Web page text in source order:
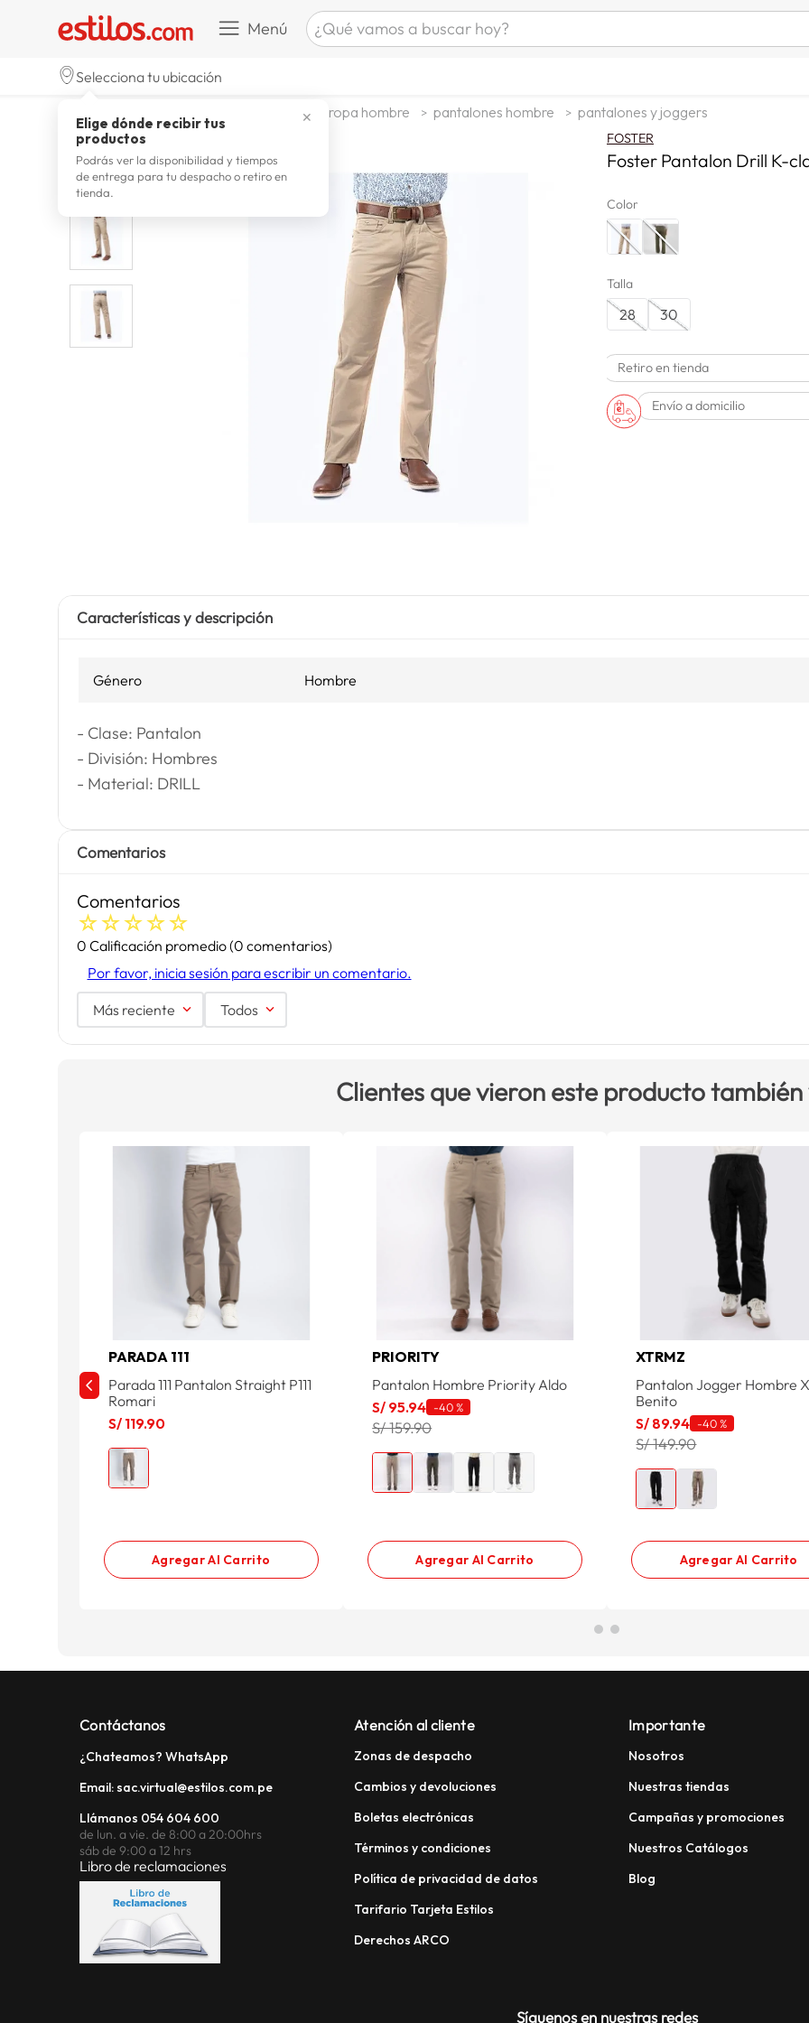
Menú ¿Qué vamos a buscar hoy?
moda
zapatillas
tv
laptop
terrex
spiderman
10 . lavadora
Selecciona tu ubicación
✕
Elige dónde recibir tus
productos
Podrás ver la disponibilidad y tiempos
de entrega para tu despacho o retiro en
tienda.
hombre ropa hombre pantalones hombre pantalones y joggers
FOSTER
Foster Pantalon Drill K-
Color
Talla
28 30
Retiro en tienda
Envío a domicilio
Características y descripción
Género Hombre
- Clase: Pantalon
- División: Hombres
- Material: DRILL
Comentarios
Comentarios
☆☆☆☆☆
0 Calificación promedio(0 comentarios)
Por favor, inicia sesión para escribir un comentario.
Más reciente Todos
Clientes que vieron este producto
PARADA 111
Parada 111 Pantalon Straight P111
Romari
S/ 119.90
Agregar Al Carrito
PRIORITY
Pantalon Hombre Priority Aldo
S/ 95.94 -40 %
S/ 159.90
Agregar Al Carrito
XTRMZ
Pantalon Jogger Hombre
Benito
S/ 89.94 -40 %
S/ 149.90
Agregar Al Carrito
Contáctanos
¿Chateamos? WhatsApp
Email: sac.virtual@estilos.com.pe
Llámanos 054 604 600
de lun. a vie. de 8:00 a 20:00hrs
sáb de 9:00 a 12 hrs
Libro de reclamaciones
Atención al cliente
Zonas de despacho
Cambios y devoluciones
Boletas electrónicas
Términos y condiciones
Política de privacidad de datos
Tarifario Tarjeta Estilos
Derechos ARCO
Importante
Nosotros
Nuestras tiendas
Campañas y promociones
Nuestros Catálogos
Blog
Síguenos en nuestras redes